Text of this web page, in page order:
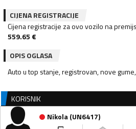
CIJENA REGISTRACIJE
Cijena registracije za ovo vozilo na
559.65 €
OPIS OGLASA
Auto u top stanje, registrovan, nove
KORISNIK
Nikola(UN6417)